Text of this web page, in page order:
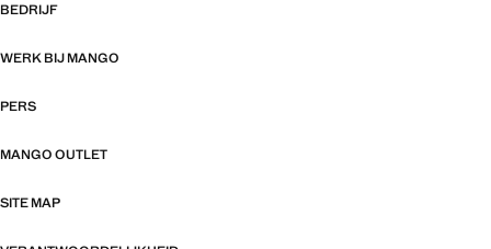
BEDRIJF
WERK BIJ MANGO
PERS
MANGO OUTLET
SITE MAP